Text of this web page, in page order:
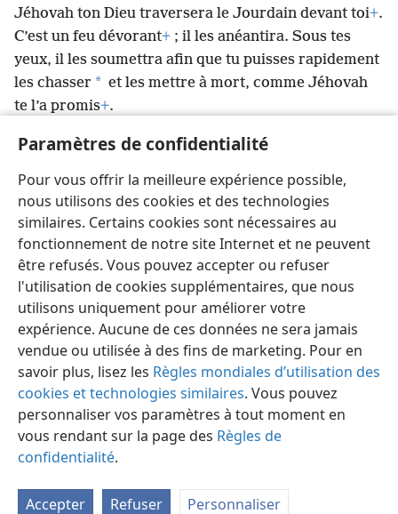
Paramètres de confidentialité
Pour vous offrir la meilleure expérience possible,
nous utilisons des cookies et des technologies
similaires. Certains cookies sont nécessaires au
fonctionnement de notre site Internet et ne peuvent
être refusés. Vous pouvez accepter ou refuser
l'utilisation de cookies supplémentaires, que nous
utilisons uniquement pour améliorer votre
expérience. Aucune de ces données ne sera jamais
vendue ou utilisée à des fins de marketing. Pour en
savoir plus, lisez les Règles mondiales d’utilisation des
cookies et technologies similaires. Vous pouvez
personnaliser vos paramètres à tout moment en
vous rendant sur la page des Règles de
confidentialité.
Accepter Refuser Personnaliser
Jéhovah ton Dieu traversera le Jourdain devant toi+.
C’est un feu dévorant+ ; il les anéantira. Sous tes
yeux, il les soumettra afin que tu puisses rapidement
les chasser * et les mettre à mort, comme Jéhovah
te l’a promis+.
Hébreux 12:29
29 Car notre Dieu est un feu dévorant+.
Français Préférences
Copyright © 2026 Watch Tower Bible and Tract Society of Pennsylvania
Conditions d’utilisation
Règles de confidentialité
Paramètres de confidentialité
Se connecter